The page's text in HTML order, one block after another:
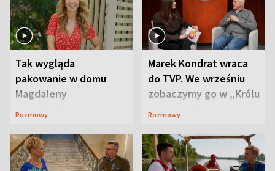
Tak wygląda
pakowanie w domu
Magdaleny
Waligórskiej-Lisieckiej.
Rozmowy
Marek Kondrat wraca
do TVP. We wrześniu
zobaczymy go w „Królu
Maciusiu I”
Rozmowy